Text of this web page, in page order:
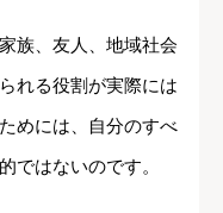
族、友人、地域社会
れる役割が実際には
めには、自分のすべ
ではないのです。